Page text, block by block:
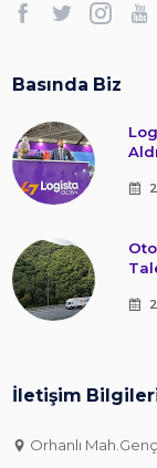
Basında Biz
İletişim
Orhanlı